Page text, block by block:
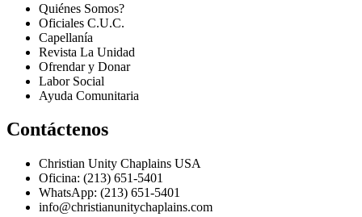
Quiénes Somos?
Oficiales C.U.C.
Capellanía
Revista La Unidad
Ofrendar y Donar
Labor Social
Ayuda Comunitaria
Contáctenos
Christian Unity Chaplains USA
Oficina: (213) 651-5401
WhatsApp: (213) 651-5401
info@christianunitychaplains.com